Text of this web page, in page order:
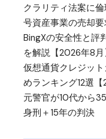
クラリティ法案に
号資産事業の売却
BingXの安全性と評
を解説【2026年8月
仮想通貨クレジッ
めランキング12選【
元警官が10代から
身刑＋15年の判決